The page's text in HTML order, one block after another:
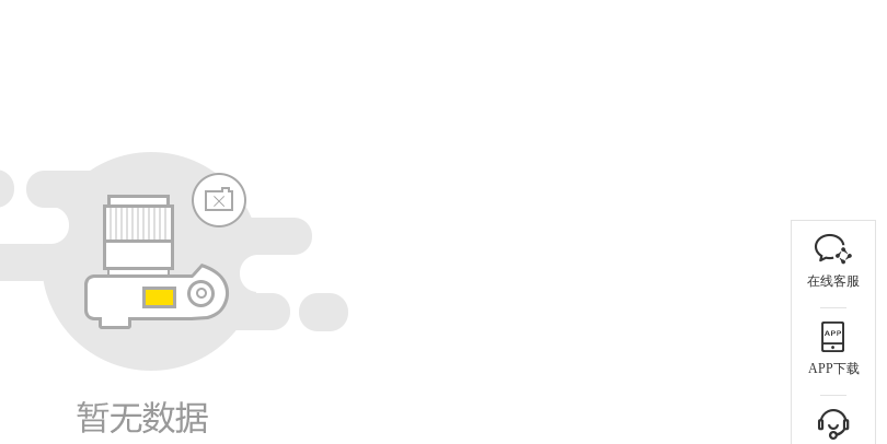
在线客服
APP下载